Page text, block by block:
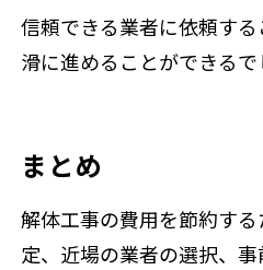
信頼できる業者に依頼す
滑に進めることができるで
まとめ
解体工事の費用を節約す
定、近場の業者の選択、